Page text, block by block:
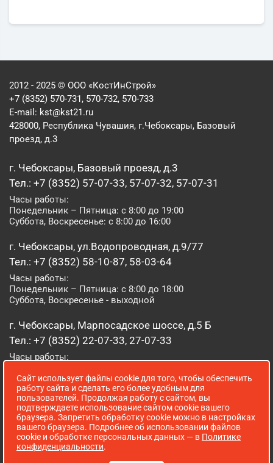
2012 - 2025 © ООО «КостИнСтрой»
+7 (8352) 570-731, 570-732, 570-733
E-mail: kst@kst21.ru
428000, Республика Чувашия, г.Чебоксары, Базовый
проезд, д.3
г. Чебоксары, Базовый проезд, д.3
Тел.: +7 (8352) 57-07-33, 57-07-32, 57-07-31
Часы работы:
Понедельник – Пятница: с 8:00 до 19:00
Суббота, Воскресенье: с 8:00 до 16:00
г. Чебоксары, ул.Водопроводная, д.9/77
Тел.: +7 (8352) 58-10-87, 58-03-64
Часы работы:
Понедельник – Пятница: с 8:00 до 18:00
Суббота, Воскресенье - выходной
г. Чебоксары, Марпосадское шоссе, д.5 Б
Тел.: +7 (8352) 22-07-33, 27-07-33
Часы работы:
Суббота, Воскресенье: с 8:00 до 16:00
г. Йошкар-Ола, ул. Луначарского, д. 52 А
Тел.: (8362) 41-07-31
Часы работы:
Понедельник – Пятница: с 8:00 до 18:00
Сайт использует файлы cookie для того, чтобы обеспечить
работу сайта и сделать его более удобным для
пользователей. Продолжая работу с сайтом, вы
подтверждаете использование сайтом cookie вашего
браузера. Запретить обработку cookie можно в настройках
вашего браузера. Подробнее об использовании файлов
cookie и обработке персональных данных — в Политике
конфиденциальности.